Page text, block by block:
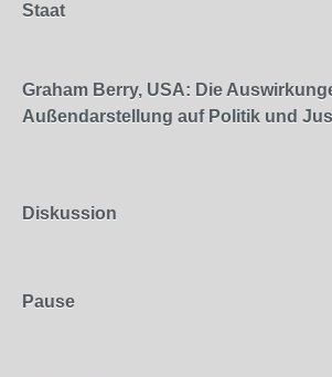
Staat
Graham Berry, USA: Die
Außendarstellung auf Politik und
Diskussion
Pause